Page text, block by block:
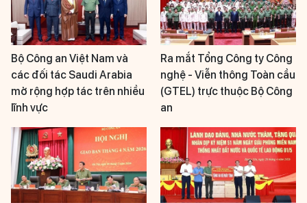
Bộ Công an Việt Nam và
các đối tác Saudi Arabia
mở rộng hợp tác trên nhiều
lĩnh vực
Ra mắt Tổng Công ty Công
nghệ - Viễn thông Toàn cầu
(GTEL) trực thuộc Bộ Công
an